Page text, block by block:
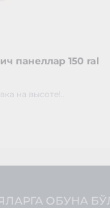
панеллар 150 ral
на высоте!..
ОБУНА